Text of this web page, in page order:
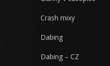
Crash mixy
Dabing
Dabing – CZ